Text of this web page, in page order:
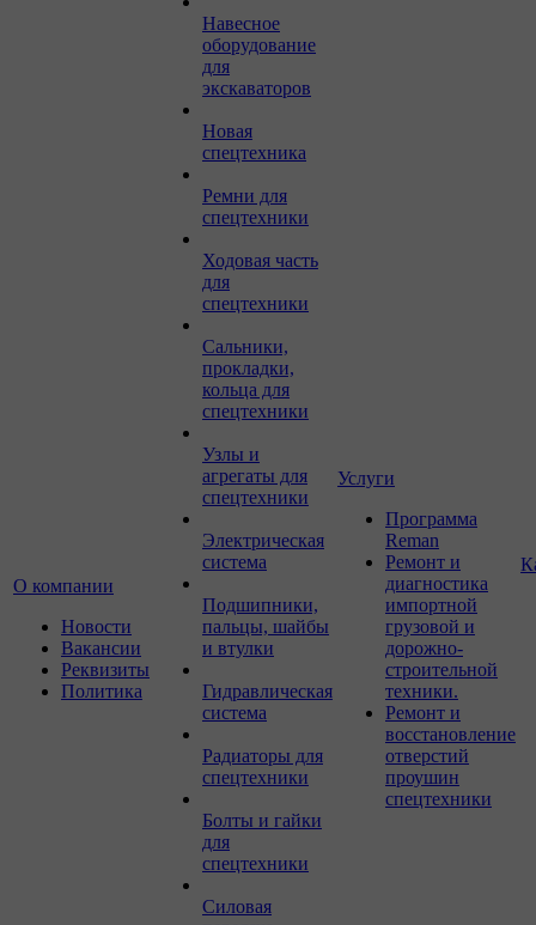
О компании
Новости
Вакансии
Реквизиты
Политика
Навесное
оборудование
для
экскаваторов
Новая
спецтехника
Ремни для
спецтехники
Ходовая часть
для
спецтехники
Сальники,
прокладки,
кольца для
спецтехники
Узлы и
агрегаты для
спецтехники
Электрическая
система
Подшипники,
пальцы, шайбы
и втулки
Гидравлическая
система
Радиаторы для
спецтехники
Болты и гайки
для
спецтехники
Силовая
Услуги
Программа
Reman
Ремонт и
диагностика
импортной
грузовой и
дорожно-
строительной
техники.
Ремонт и
восстановление
отверстий
проушин
спецтехники